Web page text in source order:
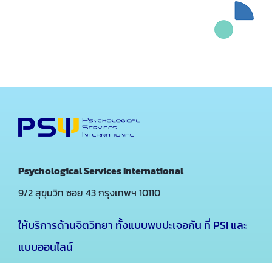
Psychological Services International
9/2 สุขุมวิท ซอย 43 กรุงเทพฯ 10110
ให้บริการด้านจิตวิทยา ทั้งแบบพบปะเจอกัน ที่ PSI และ
แบบออนไลน์